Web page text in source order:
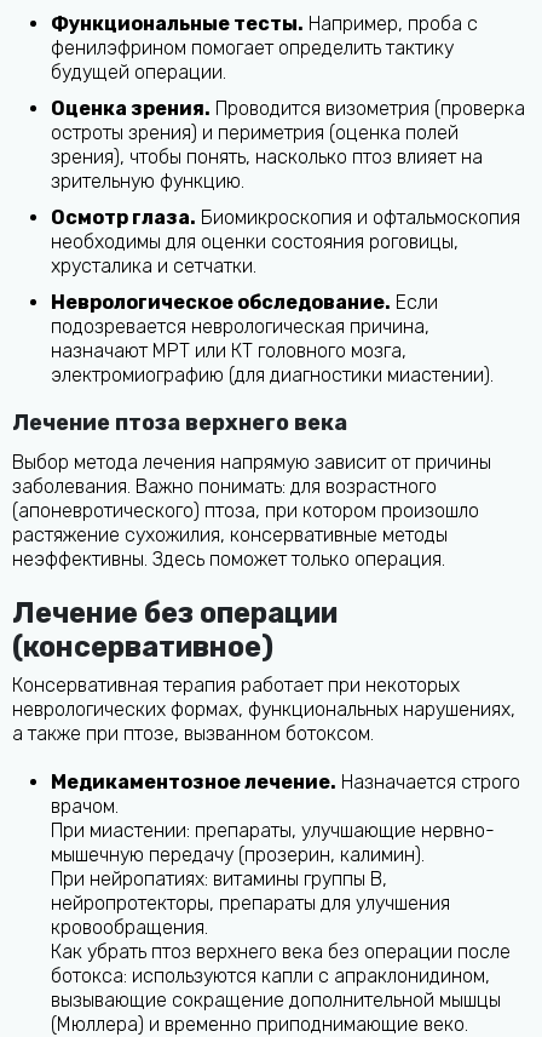
Функциональные тесты. Например, проба с
фенилэфрином помогает определить тактику
будущей операции.
Оценка зрения. Проводится визометрия (проверка
остроты зрения) и периметрия (оценка полей
зрения), чтобы понять, насколько птоз влияет на
зрительную функцию.
Осмотр глаза. Биомикроскопия и офтальмоскопия
необходимы для оценки состояния роговицы,
хрусталика и сетчатки.
Неврологическое обследование. Если
подозревается неврологическая причина,
назначают МРТ или КТ головного мозга,
электромиографию (для диагностики миастении).
Лечение птоза верхнего века
Выбор метода лечения напрямую зависит от причины
заболевания. Важно понимать: для возрастного
(апоневротического) птоза, при котором произошло
растяжение сухожилия, консервативные методы
неэффективны. Здесь поможет только операция.
Лечение без операции
(консервативное)
Консервативная терапия работает при некоторых
неврологических формах, функциональных нарушениях,
а также при птозе, вызванном ботоксом.
Медикаментозное лечение. Назначается строго
врачом.
При миастении: препараты, улучшающие нервно-
мышечную передачу (прозерин, калимин).
При нейропатиях: витамины группы В,
нейропротекторы, препараты для улучшения
кровообращения.
Как убрать птоз верхнего века без операции после
ботокса: используются капли с апраклонидином,
вызывающие сокращение дополнительной мышцы
(Мюллера) и временно приподнимающие веко.